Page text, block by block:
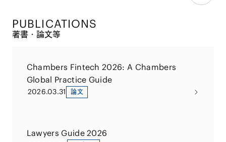
PUBLICATIONS
著書・論文等
Chambers Fintech 2026: A Chambers
Global Practice Guide
2026.03.31 論文
Lawyers Guide 2026